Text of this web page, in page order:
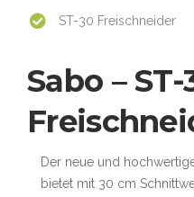
ST-30 Freischneider
Sabo – ST-
Der neue und
bietet mit 30 cm